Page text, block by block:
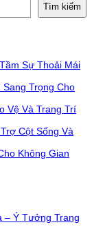
Tìm kiếm
Sự Thoải Mái
Trọng Cho
Vệ Và Trang Trí
Cột Sống Và
Không Gian
– Ý Tưởng Trang